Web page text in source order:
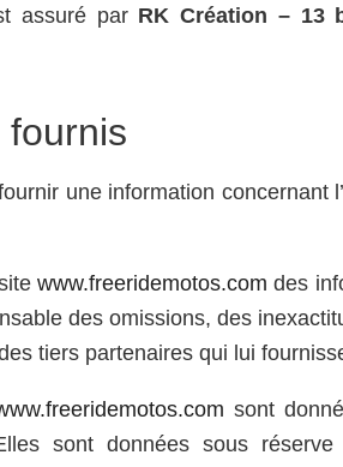
assuré par RK Création – 13
fournis
une information concernant
www.freeridemotos.com des
des omissions, des
tiers partenaires qui lui
sont
sont données sous